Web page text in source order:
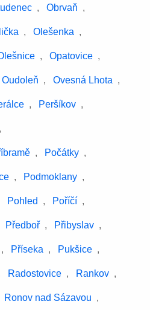
, Obrvaň ,
, Olešenka ,
, Opatovice ,
Oudoleň , Ovesná Lhota ,
, Peršíkov ,
,
, Počátky ,
, Podmoklany ,
Pohled , Poříčí ,
Předboř , Přibyslav ,
, Příseka , Pukšice ,
Radostovice , Rankov ,
Ronov nad Sázavou ,